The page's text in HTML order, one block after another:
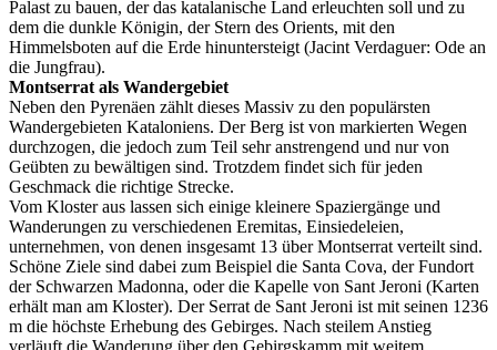
Palast zu bauen, der das katalanische Land erleuchten soll und zu
dem die dunkle Königin, der Stern des Orients, mit den
Himmelsboten auf die Erde hinuntersteigt (Jacint Verdaguer: Ode an
die Jungfrau).
Montserrat als Wandergebiet
Neben den Pyrenäen zählt dieses Massiv zu den populärsten
Wandergebieten Kataloniens. Der Berg ist von markierten Wegen
durchzogen, die jedoch zum Teil sehr anstrengend und nur von
Geübten zu bewältigen sind. Trotzdem findet sich für jeden
Geschmack die richtige Strecke.
Vom Kloster aus lassen sich einige kleinere Spaziergänge und
Wanderungen zu verschiedenen Eremitas, Einsiedeleien,
unternehmen, von denen insgesamt 13 über Montserrat verteilt sind.
Schöne Ziele sind dabei zum Beispiel die Santa Cova, der Fundort
der Schwarzen Madonna, oder die Kapelle von Sant Jeroni (Karten
erhält man am Kloster). Der Serrat de Sant Jeroni ist mit seinen 1236
m die höchste Erhebung des Gebirges. Nach steilem Anstieg
verläuft die Wanderung über den Gebirgskamm mit weitem